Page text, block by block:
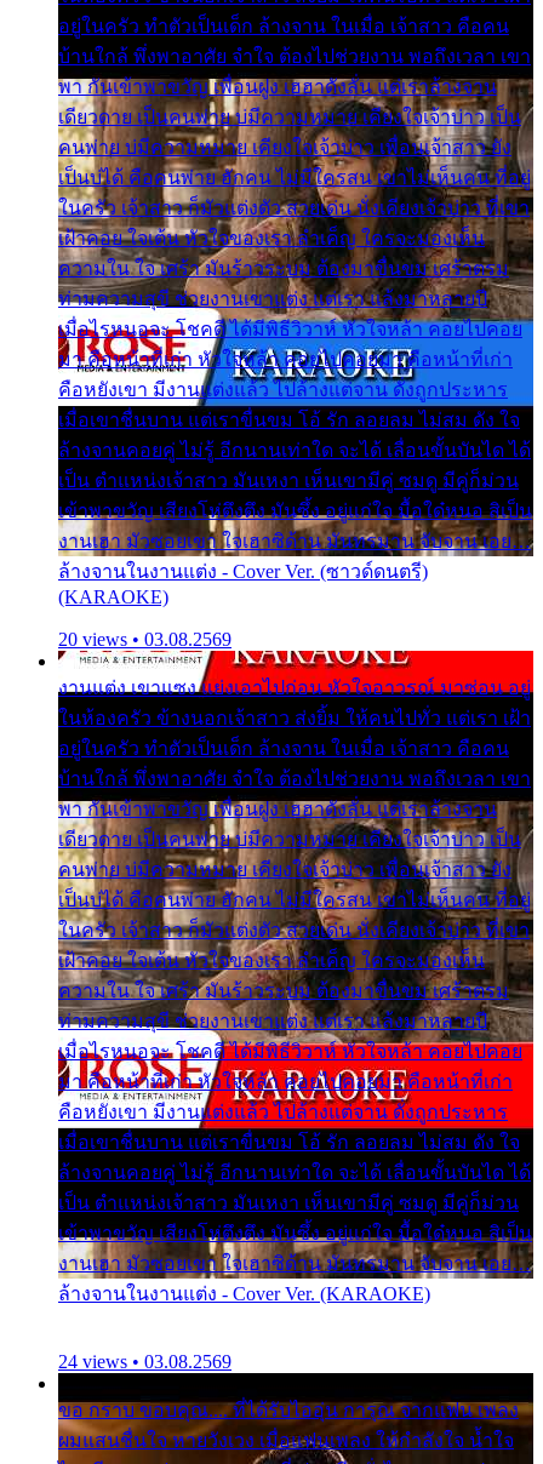
อยู่ในครัว ทำตัวเป็นเด็ก ล้างจาน ในเมื่อ เจ้าสาว คือคน
บ้านใกล้ พึ่งพาอาศัย จำใจ ต้องไปช่วยงาน พอถึงเวลา เขา
พา กันเข้าพาขวัญ เพื่อนฝูง เฮฮาดังลั่น แต่เราล้างจาน
เดียวดาย เป็นคนพ่าย บ่มีความหมาย เคียงใจเจ้าบ่าว เป็น
คนพ่าย บ่มีความหมาย เคียงใจเจ้าบ่าว เพื่อนเจ้าสาว ยัง
เป็นบ่ได้ คือคนพ่าย ฮักคน ไม่มีใครสน เขาไม่เห็นคน ที่อยู่
ในครัว เจ้าสาว ก็มัวแต่งตัว สวยเด่น นั่งเคียงเจ้าบ่าว ที่เขา
เฝ้าคอย ใจเต้น หัวใจของเรา ลำเค็ญ ใครจะมองเห็น
ความใน ใจ เศร้า มันร้าวระบม ต้องมาขื่นขม เศร้าตรม
ท่ามความสุขี ช่วยงานเขาแต่ง แต่เรา แล้งมาหลายปี
เมื่อไรหนอจะ โชคดี ได้มีพิธีวิวาห์ หัวใจหล้า คอยไปคอย
มา คือหน้าที่เก่า หัวใจหล้า คอยไปคอยมา คือหน้าที่เก่า
คือหยังเขา มีงานแต่งแล้ว ไปล้างแต่จาน ดั่งถูกประหาร
เมื่อเขาชื่นบาน แต่เราขื่นขม โอ้ รัก ลอยลม ไม่สม ดัง ใจ
ล้างจานคอยคู่ ไม่รู้ อีกนานเท่าใด จะได้ เลื่อนขั้นบันได ได้
เป็น ตำแหน่งเจ้าสาว มันเหงา เห็นเขามีคู่ ซมดู มีคู่ก็ม่วน
เข้าพาขวัญ เสียงโห่ตึงตึง มันซึ้ง อยู่แก่ใจ มื้อใด๋หนอ สิเป็น
งานเฮา มัวซอยเขา ใจเฮาซิด้าน มันทรมาน จับจาน เอย…
ล้างจานในงานแต่ง - Cover Ver. (ซาวด์ดนตรี)
(KARAOKE)
20 views • 03.08.2569
งานแต่ง เขาแซง แย่งเอาไปก่อน หัวใจอาวรณ์ มาซ่อน อยู่
ในห้องครัว ข้างนอกเจ้าสาว ส่งยิ้ม ให้คนไปทั่ว แต่เรา เฝ้า
อยู่ในครัว ทำตัวเป็นเด็ก ล้างจาน ในเมื่อ เจ้าสาว คือคน
บ้านใกล้ พึ่งพาอาศัย จำใจ ต้องไปช่วยงาน พอถึงเวลา เขา
พา กันเข้าพาขวัญ เพื่อนฝูง เฮฮาดังลั่น แต่เราล้างจาน
เดียวดาย เป็นคนพ่าย บ่มีความหมาย เคียงใจเจ้าบ่าว เป็น
คนพ่าย บ่มีความหมาย เคียงใจเจ้าบ่าว เพื่อนเจ้าสาว ยัง
เป็นบ่ได้ คือคนพ่าย ฮักคน ไม่มีใครสน เขาไม่เห็นคน ที่อยู่
ในครัว เจ้าสาว ก็มัวแต่งตัว สวยเด่น นั่งเคียงเจ้าบ่าว ที่เขา
เฝ้าคอย ใจเต้น หัวใจของเรา ลำเค็ญ ใครจะมองเห็น
ความใน ใจ เศร้า มันร้าวระบม ต้องมาขื่นขม เศร้าตรม
ท่ามความสุขี ช่วยงานเขาแต่ง แต่เรา แล้งมาหลายปี
เมื่อไรหนอจะ โชคดี ได้มีพิธีวิวาห์ หัวใจหล้า คอยไปคอย
มา คือหน้าที่เก่า หัวใจหล้า คอยไปคอยมา คือหน้าที่เก่า
คือหยังเขา มีงานแต่งแล้ว ไปล้างแต่จาน ดั่งถูกประหาร
เมื่อเขาชื่นบาน แต่เราขื่นขม โอ้ รัก ลอยลม ไม่สม ดัง ใจ
ล้างจานคอยคู่ ไม่รู้ อีกนานเท่าใด จะได้ เลื่อนขั้นบันได ได้
เป็น ตำแหน่งเจ้าสาว มันเหงา เห็นเขามีคู่ ซมดู มีคู่ก็ม่วน
เข้าพาขวัญ เสียงโห่ตึงตึง มันซึ้ง อยู่แก่ใจ มื้อใด๋หนอ สิเป็น
งานเฮา มัวซอยเขา ใจเฮาซิด้าน มันทรมาน จับจาน เอย…
ล้างจานในงานแต่ง - Cover Ver. (KARAOKE)
24 views • 03.08.2569
ขอ กราบ ขอบคุณ.... ที่ได้รับไออุ่น การุณ จากแฟน เพลง
ผมแสนชื่นใจ หายวังเวง เมื่อแฟนเพลง ให้กำลังใจ น้ำใจ